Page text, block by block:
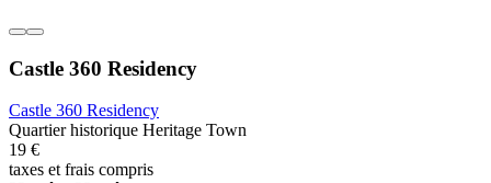
Castle 360 Residency
Castle 360 Residency
Quartier historique Heritage Town
19 €
taxes et frais compris